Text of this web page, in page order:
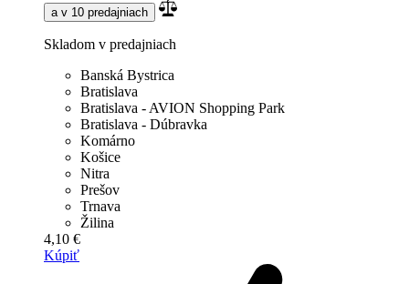
a v 10 predajniach
Skladom v predajniach
Banská Bystrica
Bratislava
Bratislava - AVION Shopping Park
Bratislava - Dúbravka
Komárno
Košice
Nitra
Prešov
Trnava
Žilina
4,10 €
Kúpiť